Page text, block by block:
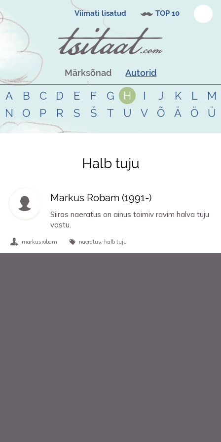
Viimati lisatud TOP 10
Märksõnad Autorid
A B C D E F G H I J K L
M
N
O P R S Š T U V Õ Ä Ö Ü
Tsitaadid teemalhalb tuju
Halb tuju
Markus Robam (1991-)
Siiras naeratus on ainus toimiv ravim halva tuju
vastu.
markusrobam naeratus halb tuju